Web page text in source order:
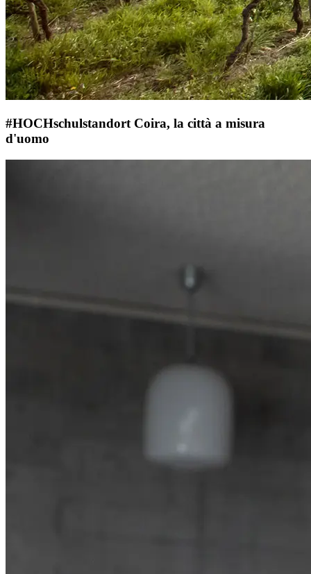
#HOCHschulstandort Coira, la città a misura
d'uomo